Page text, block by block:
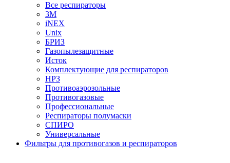
Все респираторы
3М
iNEX
Unix
БРИЗ
Газопылезащитные
Исток
Комплектующие для респираторов
НРЗ
Противоаэрозольные
Противогазовые
Профессиональные
Респираторы полумаски
СПИРО
Универсальные
Фильтры для противогазов и респираторов